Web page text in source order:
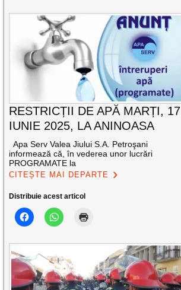
RESTRICȚII DE APĂ MARȚI, 17
IUNIE 2025, LA ANINOASA
Apa Serv Valea Jiului S.A. Petroşani
informează că, în vederea unor lucrări
PROGRAMATE la
CITEȘTE MAI DEPARTE
Distribuie acest articol